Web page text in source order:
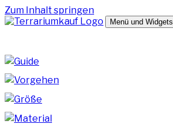
Zum Inhalt springen
Menü und Widgets